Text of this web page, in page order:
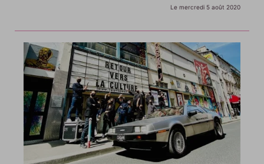
Le mercredi 5 août 2020